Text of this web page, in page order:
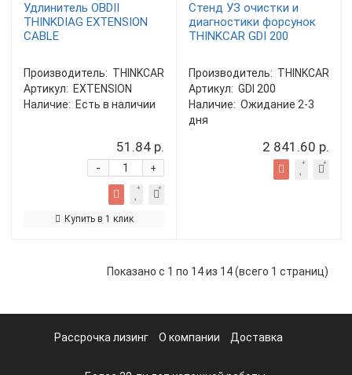
Удлинитель OBDII
THINKDIAG EXTENSION
CABLE
Производитель: THINKCAR
Артикул: EXTENSION
Наличие: Есть в наличии
51.84 р.
+
-
Купить в 1 клик
Стенд УЗ очистки и
диагностики форсунок
THINKCAR GDI 200
Производитель: THINKCAR
Артикул: GDI 200
Наличие: Ожидание 2-3
дня
2 841.60 р.
Показано с 1 по 14 из 14 (всего 1 страниц)
Рассрочка лизинг О компании Доставка